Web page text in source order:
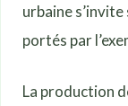
urbaine
portés par
La production